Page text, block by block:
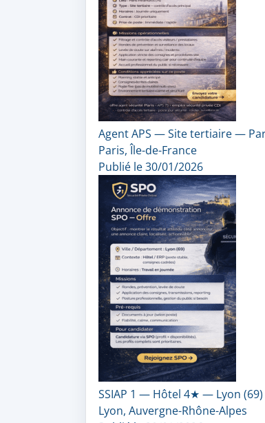
Agent APS — Site tertiaire —
Paris, Île-de-France
Publié le 30/01/2026
SSIAP 1 — Hôtel 4★ — Lyon
Lyon, Auvergne-Rhône-Alpes